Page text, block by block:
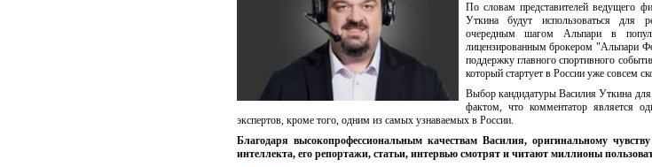
По словам представителей ведущего
Уткина будут использоваться для
очередным шагом Альпари в
лицензированным брокером "Альпари
поддержку главного спортивного
который стартует в России уже совсем
Выбор кандидатуры Василия Уткина
фактом, что комментатор является
экспертов, кроме того, одним из самых узнаваемых в России.
Благодаря высокопрофессиональным качествам Василия, оригинальному
интеллекта, его репортажи, статьи, интервью смотрят и читают миллионы